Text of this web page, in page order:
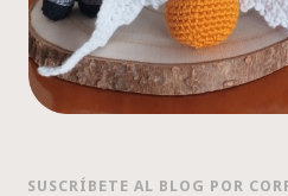
SUSCRÍBETE AL BLOG POR